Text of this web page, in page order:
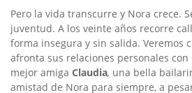
Pero la vida transcurre y Nora crece.
juventud. A los veinte años recorre
forma insegura y sin salida. Veremos
afronta sus relaciones personales con
mejor amiga Claudia, una bella
amistad de Nora para siempre, a